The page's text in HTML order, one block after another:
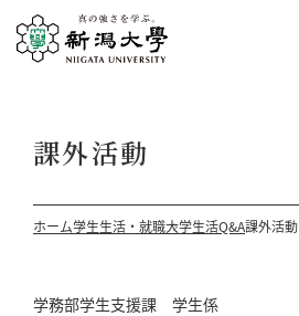
課外活動
ホーム学生生活・就職大学生活Q&A課外活動
学務部学生支援課 学生係